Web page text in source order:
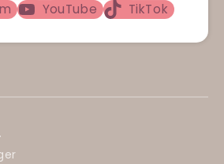
YouTube TikTok